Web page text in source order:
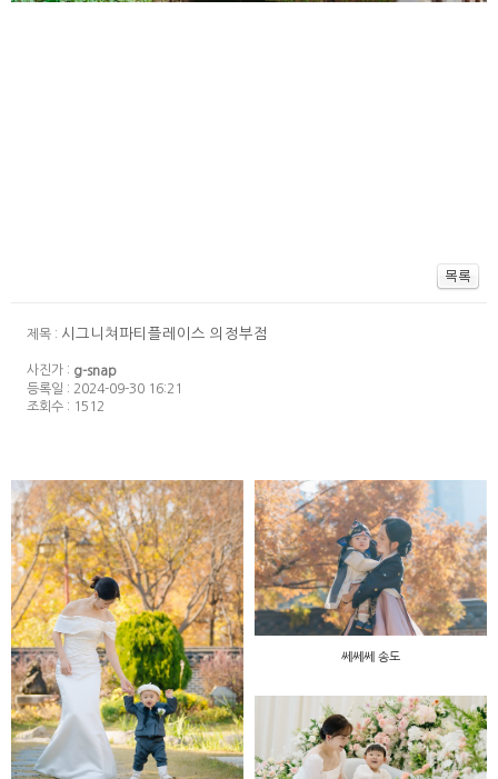
제목 : 시그니쳐파티플레이스 의정부점
사진가 : g-snap
등록일 : 2024-09-30 16:21
조회수 : 1512
쎄쎄쎄 송도